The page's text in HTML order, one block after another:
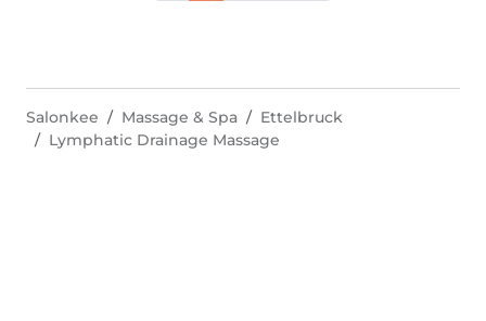
Salonkee Massage & Spa
Ettelbruck
Lymphatic Drainage Massage